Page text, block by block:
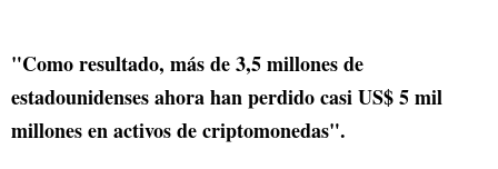
"Como resultado, más de 3,5 millones de
estadounidenses ahora han perdido casi US$ 5 mil
millones en activos de criptomonedas".